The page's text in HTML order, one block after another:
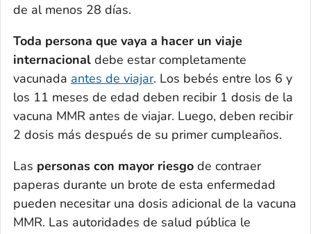
de al menos 28 días.
Toda persona que vaya a hacer un viaje
internacional debe estar completamente
vacunada antes de viajar. Los bebés entre los 6 y
los 11 meses de edad deben recibir 1 dosis de la
vacuna MMR antes de viajar. Luego, deben recibir
2 dosis más después de su primer cumpleaños.
Las personas con mayor riesgo de contraer
paperas durante un brote de esta enfermedad
pueden necesitar una dosis adicional de la vacuna
MMR. Las autoridades de salud pública le